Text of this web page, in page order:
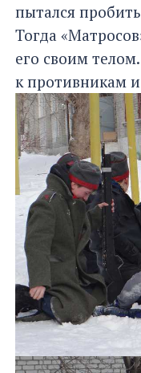
пытался
Тогда
его своим
к противникам и